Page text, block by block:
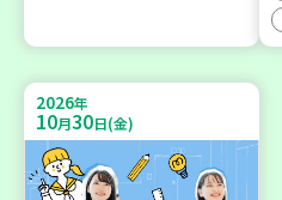
2026年
10月30日(金)